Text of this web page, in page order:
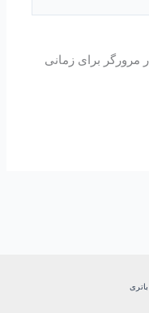
مرورگر برای زمانی